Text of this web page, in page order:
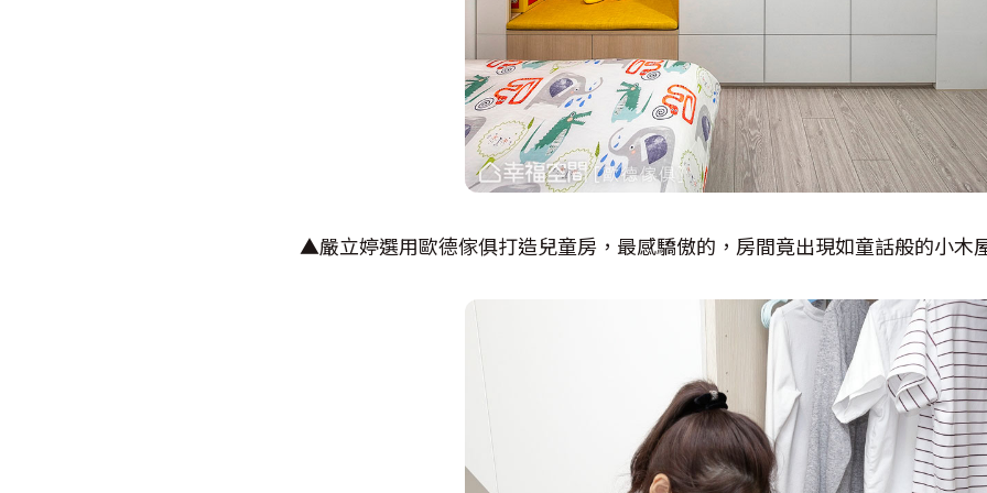
▲嚴立婷選用歐德傢俱打造兒童房，最感驕傲的，房間竟出現如童話般的小木